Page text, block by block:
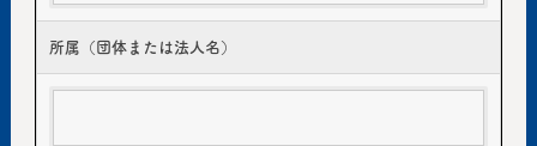
所属（団体または法人名）